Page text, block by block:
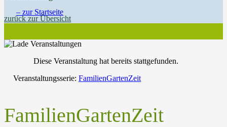
zurück zur Übersicht
Diese Veranstaltung hat bereits stattgefunden.
Veranstaltungsserie: FamilienGartenZeit
FamilienGartenZeit